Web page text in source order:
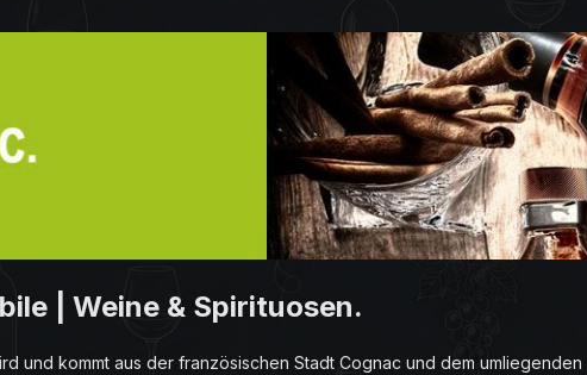
| Weine & Spirituosen.
und kommt aus der französischen Stadt Cognac und dem